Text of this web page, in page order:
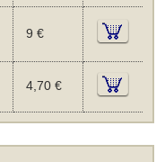
9 €
4,70 €